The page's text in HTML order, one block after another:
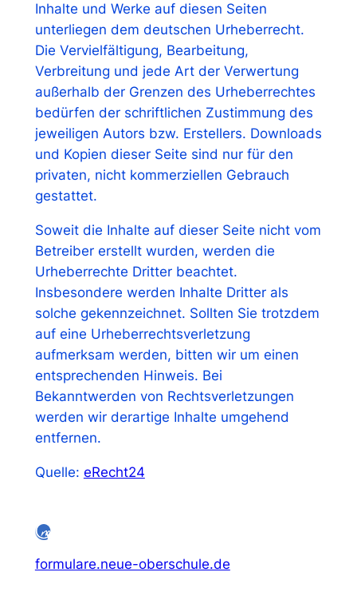
Inhalte und Werke auf diesen Seiten
unterliegen dem deutschen Urheberrecht.
Die Vervielfältigung, Bearbeitung,
Verbreitung und jede Art der Verwertung
außerhalb der Grenzen des Urheberrechtes
bedürfen der schriftlichen Zustimmung des
jeweiligen Autors bzw. Erstellers. Downloads
und Kopien dieser Seite sind nur für den
privaten, nicht kommerziellen Gebrauch
gestattet.
Soweit die Inhalte auf dieser Seite nicht vom
Betreiber erstellt wurden, werden die
Urheberrechte Dritter beachtet.
Insbesondere werden Inhalte Dritter als
solche gekennzeichnet. Sollten Sie trotzdem
auf eine Urheberrechtsverletzung
aufmerksam werden, bitten wir um einen
entsprechenden Hinweis. Bei
Bekanntwerden von Rechtsverletzungen
werden wir derartige Inhalte umgehend
entfernen.
Quelle: eRecht24
formulare.neue-oberschule.de